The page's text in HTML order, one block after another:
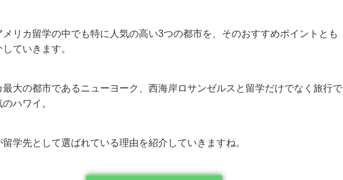
メリカ留学の中でも特に人気の高い3つの都市を、そのおすすめポイントとも
ていきます。
最大の都市であるニューヨーク、西海岸ロサンゼルスと留学だけでなく旅行で
ハワイ。
学先として選ばれている理由を紹介していきますね。